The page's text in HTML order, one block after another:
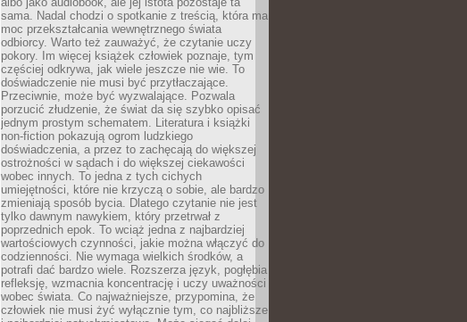
sama. Nadal chodzi o spotkanie z treścią, która ma
moc przekształcania wewnętrznego świata
odbiorcy. Warto też zauważyć, że czytanie uczy
pokory. Im więcej książek człowiek poznaje, tym
częściej odkrywa, jak wiele jeszcze nie wie. To
doświadczenie nie musi być przytłaczające.
Przeciwnie, może być wyzwalające. Pozwala
porzucić złudzenie, że świat da się szybko opisać
jednym prostym schematem. Literatura i książki
non-fiction pokazują ogrom ludzkiego
doświadczenia, a przez to zachęcają do większej
ostrożności w sądach i do większej ciekawości
wobec innych. To jedna z tych cichych
umiejętności, które nie krzyczą o sobie, ale bardzo
zmieniają sposób bycia. Dlatego czytanie nie jest
tylko dawnym nawykiem, który przetrwał z
poprzednich epok. To wciąż jedna z najbardziej
wartościowych czynności, jakie można włączyć do
codzienności. Nie wymaga wielkich środków, a
potrafi dać bardzo wiele. Rozszerza język, pogłębia
refleksję, wzmacnia koncentrację i uczy uważności
wobec świata. Co najważniejsze, przypomina, że
człowiek nie musi żyć wyłącznie tym, co najbliższe